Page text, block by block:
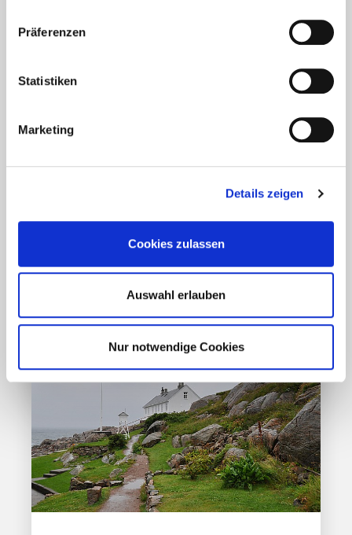
Präferenzen
Statistiken
Marketing
Details zeigen
Cookies zulassen
Auswahl erlauben
Nur notwendige Cookies
Coronavirus in Norwegen –
Mehr erfahren